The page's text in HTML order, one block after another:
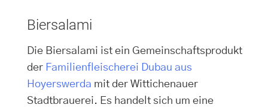
Biersalami
Die Biersalami ist ein Gemeinschaftsprodukt
der Familienfleischerei Dubau aus
Hoyerswerda mit der Wittichenauer
Stadtbrauerei. Es handelt sich um eine